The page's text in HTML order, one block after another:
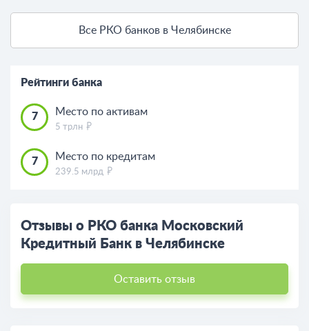
Все РКО банков в Челябинске
Рейтинги банка
7 Место по активам
5 трлн
7 Место по кредитам
239.5 млрд
Отзывы о РКО банка Московский
Кредитный Банк в Челябинске
Оставить отзыв